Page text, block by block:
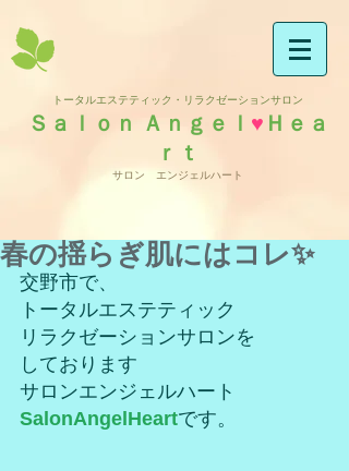
トータルエステティック・リラクゼーションサロン
Ｓａｌｏｎ Ａｎｇｅｌ ♥ Ｈｅａ
ｒｔ
サロン エンジェルハート
春の揺らぎ肌にはコレ✨
交野市で、
トータルエステティック
リラクゼーションサロンを
しております
サロンエンジェルハート
SalonAngelHeartです。